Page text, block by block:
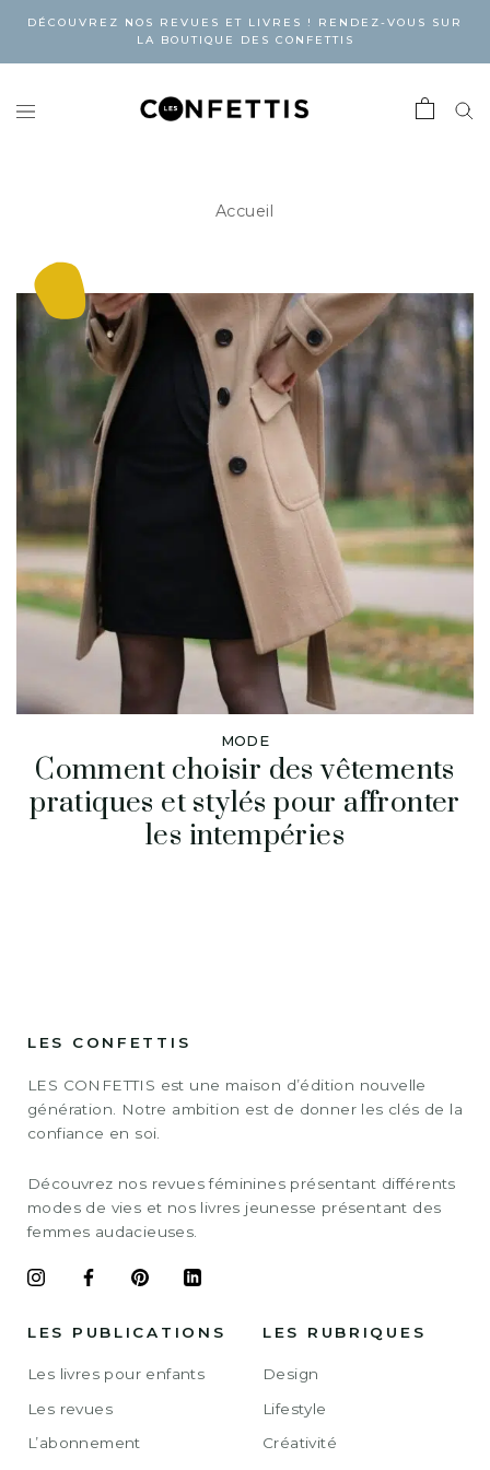
DÉCOUVREZ NOS REVUES ET LIVRES ! RENDEZ-VOUS SUR
LA BOUTIQUE DES CONFETTIS
Accueil
MODE
Comment choisir des vêtements
pratiques et stylés pour affronter
les intempéries
LES CONFETTIS
LES CONFETTIS est une maison d’édition nouvelle
génération. Notre ambition est de donner les clés de la
confiance en soi.
Découvrez nos revues féminines présentant différents
modes de vies et nos livres jeunesse présentant des
femmes audacieuses.
LES PUBLICATIONS
Les livres pour enfants
Les revues
L’abonnement
LES RUBRIQUES
Design
Lifestyle
Créativité